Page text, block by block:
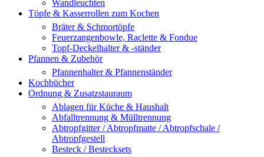
Wandleuchten
Töpfe & Kasserrollen zum Kochen
Bräter & Schmortöpfe
Feuerzangenbowle, Raclette & Fondue
Topf-Deckelhalter & -ständer
Pfannen & Zubehör
Pfannenhalter & Pfannenständer
Kochbücher
Ordnung & Zusatzstauraum
Ablagen für Küche & Haushalt
Abfalltrennung & Mülltrennung
Abtropfgitter / Abtropfmatte / Abtropfschale /
Abtropfgestell
Besteck / Bestecksets